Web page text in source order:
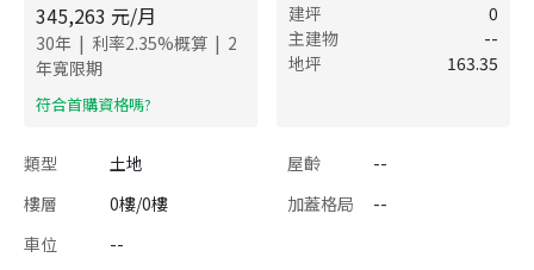
345,263 元/月
30年 | 利率2.35%概算 | 2
年寬限期
​符合首購資格嗎?
建坪
0
主建物
--
地坪
163.35
類型 土地 屋齡
--
樓層
0樓/0樓 加蓋格局
--
車位
--